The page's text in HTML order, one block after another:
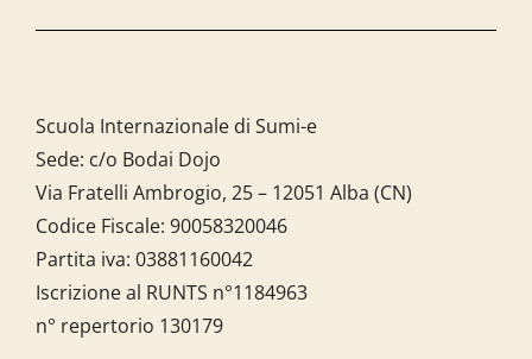
Scuola Internazionale di Sumi-e
Sede: c/o Bodai Dojo
Via Fratelli Ambrogio, 25 – 12051 Alba (CN)
Codice Fiscale: 90058320046
Partita iva: 03881160042
Iscrizione al RUNTS n°1184963
n° repertorio 130179